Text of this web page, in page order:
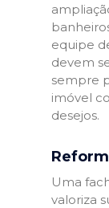
equipe
devem
sempre
imóvel
desejos.
Uma
valoriza